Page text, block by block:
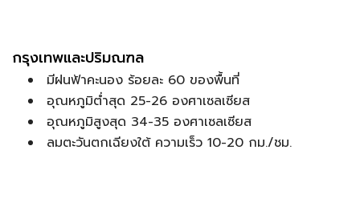
กรุงเทพและปริมณฑล
มีฝนฟ้าคะนอง ร้อยละ 60 ของพื้นที่
อุณหภูมิต่ำสุด 25-26 องศาเซลเซียส
อุณหภูมิสูงสุด 34-35 องศาเซลเซียส
ลมตะวันตกเฉียงใต้ ความเร็ว 10-20 กม./ชม.